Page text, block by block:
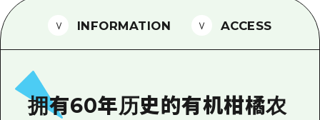
2晚3天
常见问题解答
INFORMATION ACCESS
拥有60年历史的有机柑橘农